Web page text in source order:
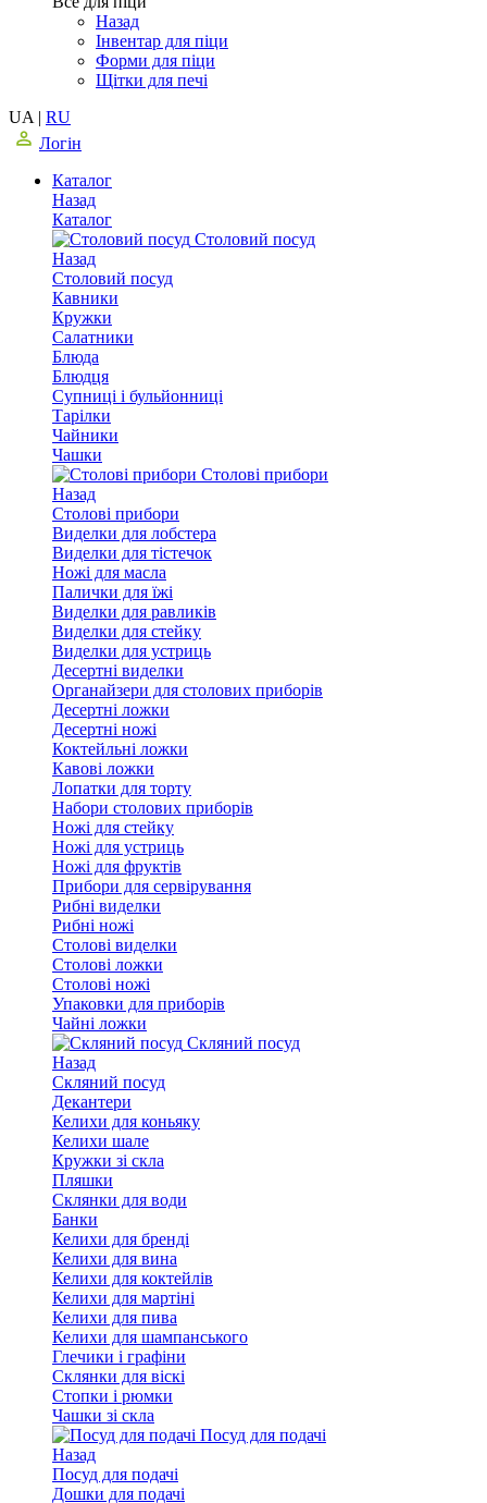
Назад
Інвентар для піци
Форми для піци
Щітки для печі
UA | RU
Логін
Каталог
Назад
Каталог
Столовий посуд
Назад
Столовий посуд
Кавники
Кружки
Салатники
Блюда
Блюдця
Супниці і бульйонниці
Тарілки
Чайники
Чашки
Столові прибори
Назад
Столові прибори
Виделки для лобстера
Виделки для тістечок
Ножі для масла
Палички для їжі
Виделки для равликів
Виделки для стейку
Виделки для устриць
Десертні виделки
Органайзери для столових приборів
Десертні ложки
Десертні ножі
Коктейльні ложки
Кавові ложки
Лопатки для торту
Набори столових приборів
Ножі для стейку
Ножі для устриць
Ножі для фруктів
Прибори для сервірування
Рибні виделки
Рибні ножі
Столові виделки
Столові ложки
Столові ножі
Упаковки для приборів
Чайні ложки
Скляний посуд
Назад
Скляний посуд
Декантери
Келихи для коньяку
Келихи шале
Кружки зі скла
Пляшки
Склянки для води
Банки
Келихи для бренді
Келихи для вина
Келихи для коктейлів
Келихи для мартіні
Келихи для пива
Келихи для шампанського
Глечики і графіни
Склянки для віскі
Стопки і рюмки
Чашки зі скла
Посуд для подачі
Назад
Посуд для подачі
Дошки для подачі